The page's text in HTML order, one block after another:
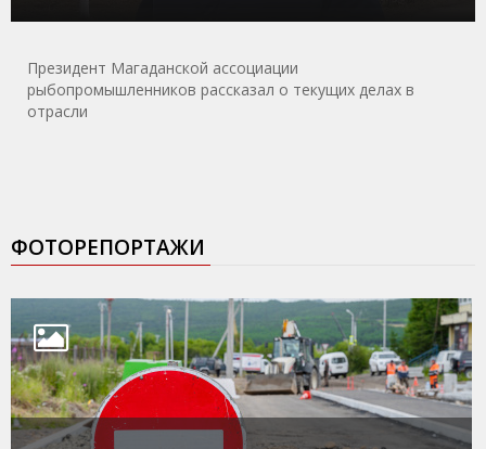
Президент Магаданской ассоциации
рыбопромышленников рассказал о текущих делах в
отрасли
ФОТОРЕПОРТАЖИ